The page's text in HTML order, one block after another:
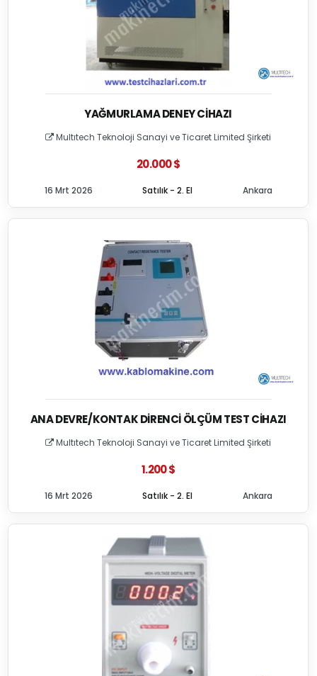
YAĞMURLAMA DENEY CIHAZI
Multıtech Teknoloji Sanayi ve Ticaret Limited Şirketi
20.000 $
Satılık - 2. El
16 Mrt 2026 Ankara
ANA DEVRE/KONTAK DIRENCI ÖLÇÜM TEST CIHAZI
Multıtech Teknoloji Sanayi ve Ticaret Limited Şirketi
1.200 $
Satılık - 2. El
16 Mrt 2026 Ankara